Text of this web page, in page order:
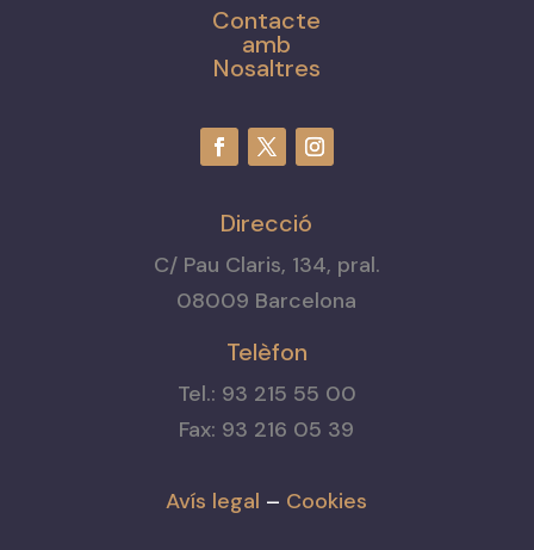
Contacte
amb
Nosaltres
Direcció
C/ Pau Claris, 134, pral.
08009 Barcelona
Telèfon
Tel.: 93 215 55 00
Fax: 93 216 05 39
Avís legal – Cookies